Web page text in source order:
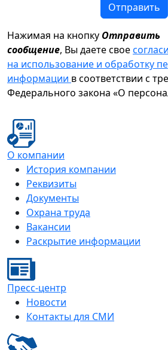
Отправить
Нажимая на кнопку Отправить
сообщение, Вы даете свое
на использование и обработку
информации в соответствии с
Федерального закона «О
О компании
История компании
Реквизиты
Документы
Охрана труда
Вакансии
Раскрытие информации
Пресс-центр
Новости
Контакты для СМИ